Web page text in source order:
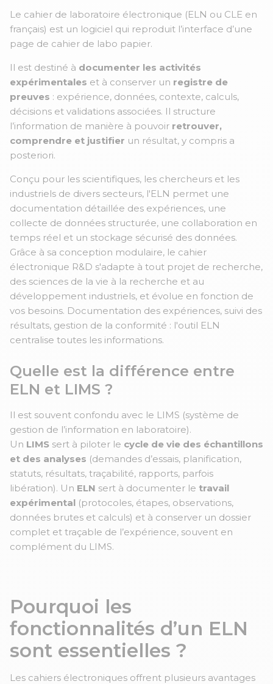
Le cahier de laboratoire électronique (ELN ou CLE en
français) est un logiciel qui reproduit l’interface d’une
page de cahier de labo papier.
Il est destiné à documenter les activités
expérimentales et à conserver un registre de
preuves : expérience, données, contexte, calculs,
décisions et validations associées. Il structure
l’information de manière à pouvoir retrouver,
comprendre et justifier un résultat, y compris a
posteriori.
Conçu pour les scientifiques, les chercheurs et les
industriels de divers secteurs, l'ELN permet une
documentation détaillée des expériences, une
collecte de données structurée, une collaboration en
temps réel et un stockage sécurisé des données.
Grâce à sa conception modulaire, le cahier
électronique R&D s'adapte à tout projet de recherche,
des sciences de la vie à la recherche et au
développement industriels, et évolue en fonction de
vos besoins. Documentation des expériences, suivi des
résultats, gestion de la conformité : l'outil ELN
centralise toutes les informations.
Quelle est la différence entre
ELN et LIMS ?
Il est souvent confondu avec le LIMS (système de
gestion de l’information en laboratoire).
Un LIMS sert à piloter le cycle de vie des échantillons
et des analyses (demandes d’essais, planification,
statuts, résultats, traçabilité, rapports, parfois
libération). Un ELN sert à documenter le travail
expérimental (protocoles, étapes, observations,
données brutes et calculs) et à conserver un dossier
complet et traçable de l’expérience, souvent en
complément du LIMS.
Pourquoi les
fonctionnalités d’un ELN
sont essentielles ?
Les cahiers électroniques offrent plusieurs avantages